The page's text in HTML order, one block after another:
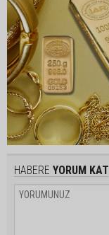
HABERE YORUM KAT